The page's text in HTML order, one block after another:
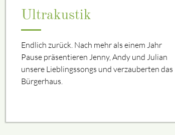
Ultrakustik
Endlich zurück. Nach mehr als einem Jahr
Pause präsentieren Jenny, Andy und Julian
unsere Lieblingssongs und verzauberten das
Bürgerhaus.